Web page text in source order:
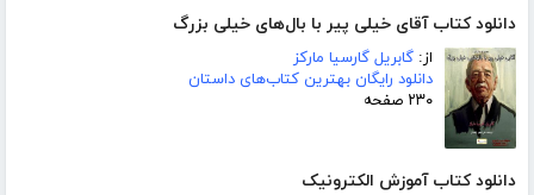
دانلود کتاب آقای خیلی پیر با بال‌‌های خیلی بزرگ
از: گابریل گارسیا مارکز
دانلود رایگان بهترین کتاب‌های داستان
۲۳۰ صفحه
دانلود کتاب آموزش الکترونیک